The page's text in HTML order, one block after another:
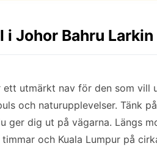
i Johor Bahru Larkin
ett utmärkt nav för den som
och naturupplevelser. Tänk
ger dig ut på vägarna. Längs
och Kuala Lumpur på